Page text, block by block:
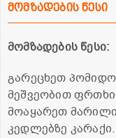
მომზადების წესი
მომზადების წესი:
გარეცხეთ
მეშვეობით
მოაყარეთ
კედლებზე კარაქი.